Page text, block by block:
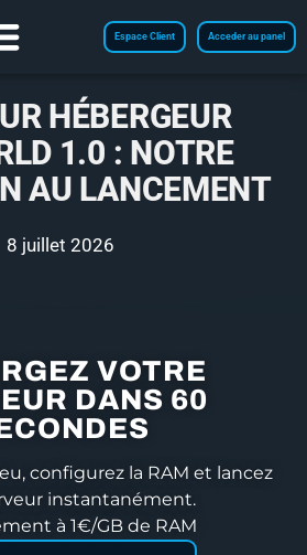
Espace Client Acceder au panel
HÉBERGEUR
1.0 : NOTRE
AU LANCEMENT
8 juillet 2026
VOTRE
DANS 60
configurez la RAM et lancez
instantanément.
à 1€/GB de RAM